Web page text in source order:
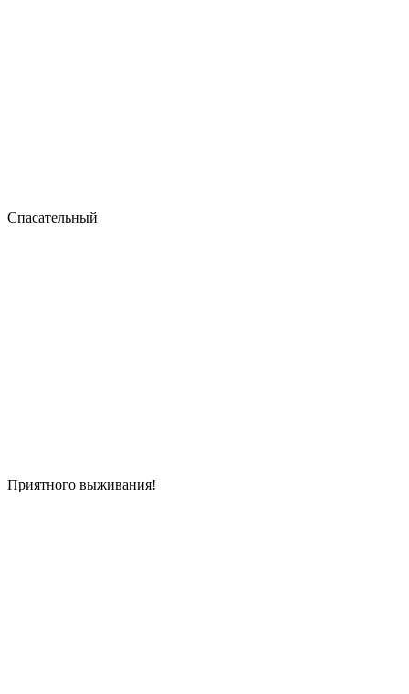
Спасательный
Приятного выживания!